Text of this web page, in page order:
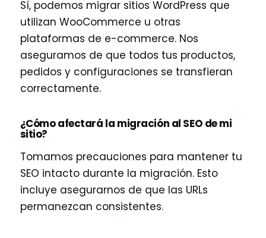
Sí, podemos migrar sitios WordPress que
utilizan WooCommerce u otras
plataformas de e-commerce. Nos
aseguramos de que todos tus productos,
pedidos y configuraciones se transfieran
correctamente.
¿Cómo afectará la migración al SEO de mi
sitio?
Tomamos precauciones para mantener tu
SEO intacto durante la migración. Esto
incluye asegurarnos de que las URLs
permanezcan consistentes.